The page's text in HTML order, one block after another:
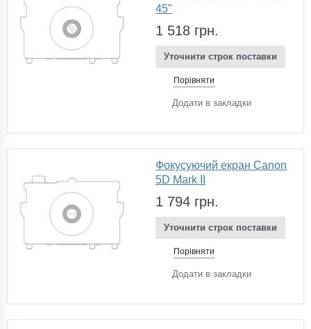
45"
1 518 грн.
Уточнити строк поставки
Порівняти
Додати в закладки
Фокусуючий екран Canon
5D Mark II
1 794 грн.
Уточнити строк поставки
Порівняти
Додати в закладки